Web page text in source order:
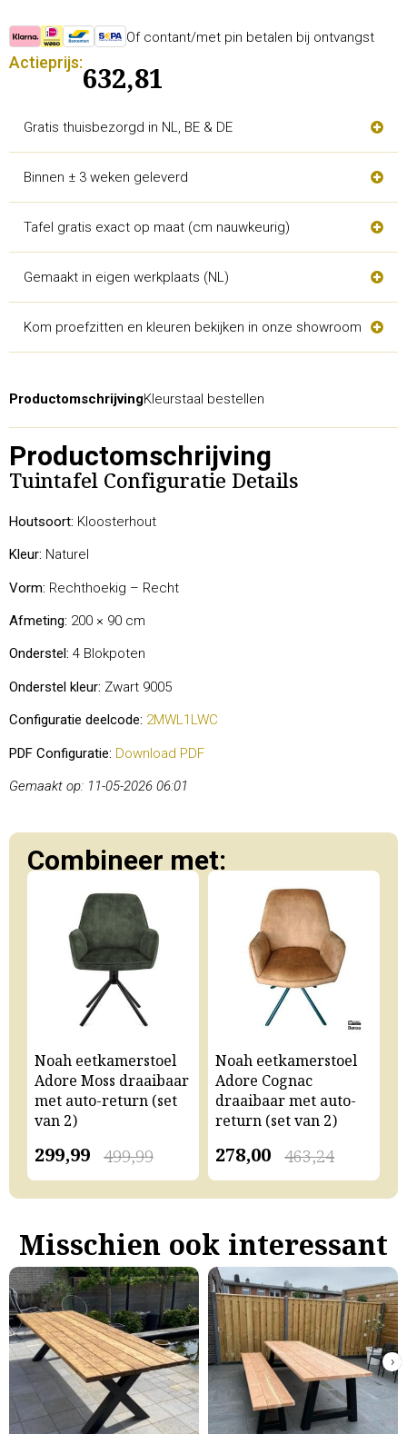
Of contant/met pin betalen bij ontvangst
Actieprijs:
632,81
Gratis thuisbezorgd in NL, BE & DE
Binnen ± 3 weken geleverd
Tafel gratis exact op maat (cm nauwkeurig)
Gemaakt in eigen werkplaats (NL)
Kom proefzitten en kleuren bekijken in onze showroom
ProductomschrijvingKleurstaal bestellen
Productomschrijving
Tuintafel Configuratie Details
Houtsoort: Kloosterhout
Kleur: Naturel
Vorm: Rechthoekig – Recht
Afmeting: 200 × 90 cm
Onderstel: 4 Blokpoten
Onderstel kleur: Zwart 9005
Configuratie deelcode: 2MWL1LWC
PDF Configuratie: Download PDF
Gemaakt op: 11-05-2026 06:01
Combineer met:
Noah eetkamerstoel
Adore Moss draaibaar
met auto-return (set
van 2)
499,99
299,99
Noah eetkamerstoel
Adore Cognac
draaibaar met auto-
return (set van 2)
463,24
278,00
Misschien ook interessant
›